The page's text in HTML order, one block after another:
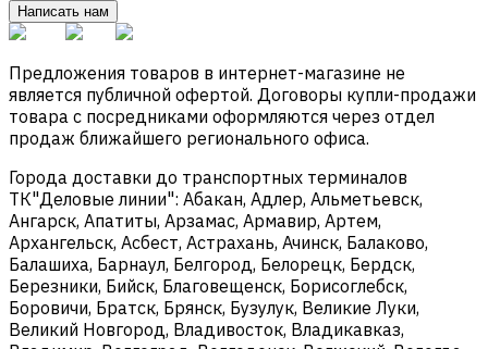
Написать нам
Предложения товаров в интернет-магазине не
является публичной офертой. Договоры купли-продажи
товара с посредниками оформляются через отдел
продаж ближайшего регионального офиса.
Города доставки до транспортных терминалов
ТК"Деловые линии": Абакан, Адлер, Альметьевск,
Ангарск, Апатиты, Арзамас, Армавир, Артем,
Архангельск, Асбест, Астрахань, Ачинск, Балаково,
Балашиха, Барнаул, Белгород, Белорецк, Бердск,
Березники, Бийск, Благовещенск, Борисоглебск,
Боровичи, Братск, Брянск, Бузулук, Великие Луки,
Великий Новгород, Владивосток, Владикавказ,